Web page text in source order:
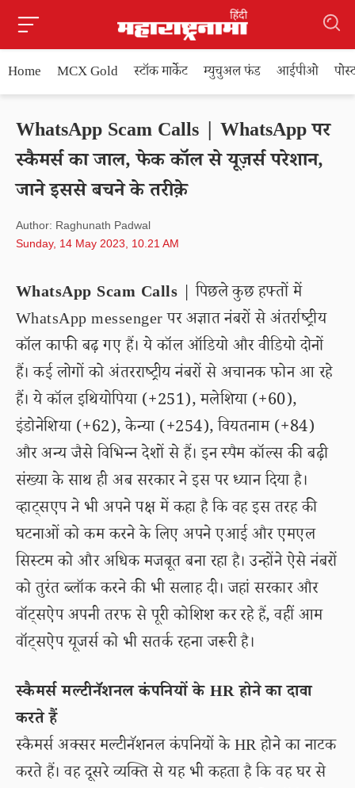
Home MCX Gold स्टॉक मार्केट म्युचुअल फंड आईपीओ
WhatsApp Scam Calls | WhatsApp पर
स्कैमर्स का जाल, फेक कॉल से यूज़र्स परेशान,
जाने इससे बचने के तरीक़े
Author: Raghunath Padwal
Sunday, 14 May 2023, 10.21 AM
WhatsApp Scam Calls | पिछले कुछ हफ्तों में
WhatsApp messenger पर अज्ञात नंबरों से अंतर्राष्ट्रीय
कॉल काफी बढ़ गए हैं। ये कॉल ऑडियो और वीडियो दोनों
हैं। कई लोगों को अंतरराष्ट्रीय नंबरों से अचानक फोन आ रहे
हैं। ये कॉल इथियोपिया (+251), मलेशिया (+60),
इंडोनेशिया (+62), केन्या (+254), वियतनाम (+84)
और अन्य जैसे विभिन्न देशों से हैं। इन स्पैम कॉल्स की बढ़ी
संख्या के साथ ही अब सरकार ने इस पर ध्यान दिया है।
व्हाट्सएप ने भी अपने पक्ष में कहा है कि वह इस तरह की
घटनाओं को कम करने के लिए अपने एआई और एमएल
सिस्टम को और अधिक मजबूत बना रहा है। उन्होंने ऐसे नंबरों
को तुरंत ब्लॉक करने की भी सलाह दी। जहां सरकार और
वॉट्सऐप अपनी तरफ से पूरी कोशिश कर रहे हैं, वहीं आम
वॉट्सऐप यूजर्स को भी सतर्क रहना जरूरी है।
स्कैमर्स मल्टीनॅशनल कंपनियों के HR होने का दावा
करते हैं
स्कैमर्स अक्सर मल्टीनॅशनल कंपनियों के HR होने का नाटक
करते हैं। वह दूसरे व्यक्ति से यह भी कहता है कि वह घर से